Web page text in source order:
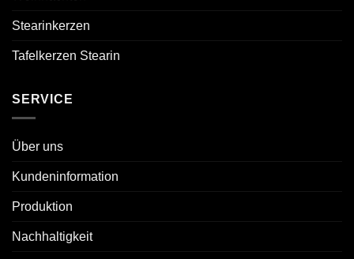
Stearinkerzen
Tafelkerzen Stearin
SERVICE
Über uns
Kundeninformation
Produktion
Nachhaltigkeit